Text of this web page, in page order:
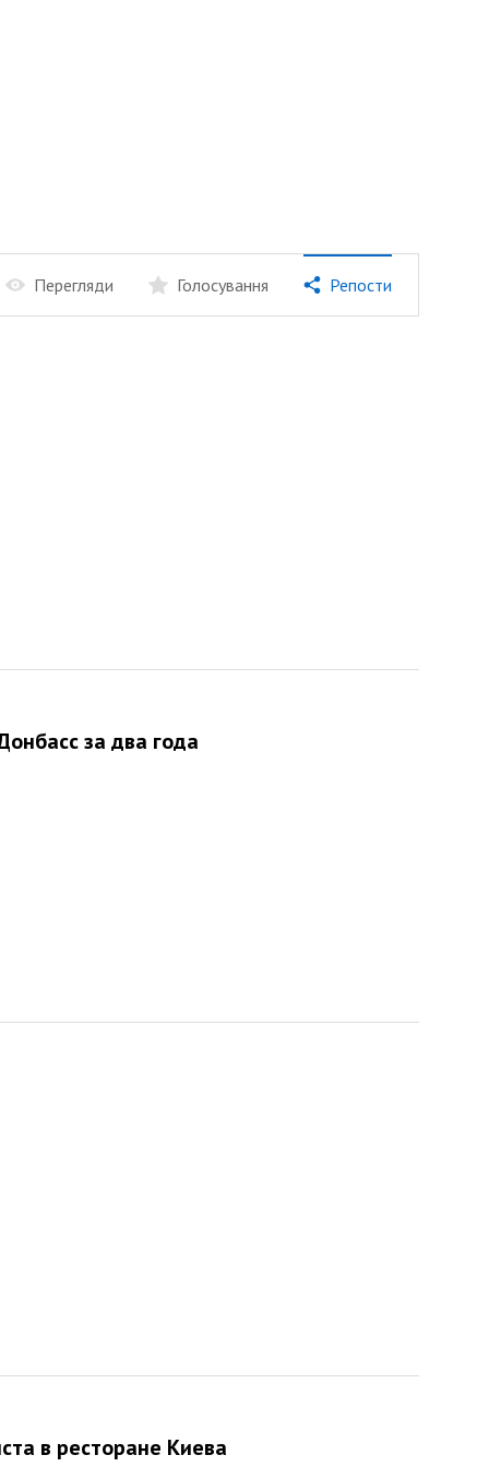
Перегляди Голосування Репости
за два года
в ресторане Киева